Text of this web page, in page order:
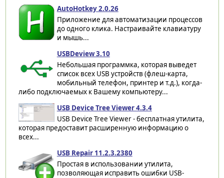
AutoHotkey 2.0.26
Приложение для автоматизации процессов
до одного клика. Настраивайте клавиатуру
и мышь...
USBDeview 3.10
Небольшая программка, которая выведет
список всех USB устройств (флеш-карта,
мобильный телефон, принтер и т.д.), когда-
либо подключаемых к Вашему компьютеру...
USB Device Tree Viewer 4.3.4
USB Device Tree Viewer - бесплатная утилита,
которая предоставит расширенную информацию о
всех...
USB Repair 11.2.3.2380
Простая в использовании утилита,
позволяющая исправить ошибки USB-